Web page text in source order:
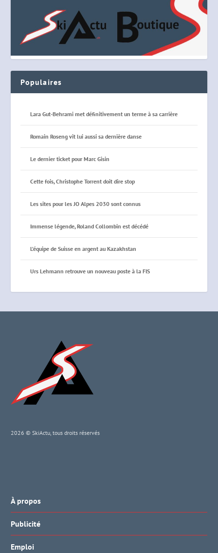
Populaires
Lara Gut-Behrami met définitivement un terme à sa carrière
Romain Roseng vit lui aussi sa dernière danse
Le dernier ticket pour Marc Gisin
Cette fois, Christophe Torrent doit dire stop
Les sites pour les JO Alpes 2030 sont connus
Immense légende, Roland Collombin est décédé
L’équipe de Suisse en argent au Kazakhstan
Urs Lehmann retrouve un nouveau poste à la FIS
2026 © SkiActu, tous droits réservés
À propos
Publicité
Emploi